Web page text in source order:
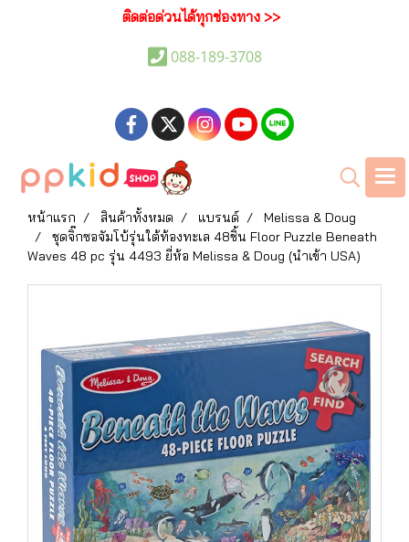
ติดต่อด่วนได้ทุกช่องทาง >>
088-189-3708
หน้าแรก สินค้าทั้งหมด แบรนด์
Melissa & Doug
ชุดจิ๊กซอจัมโบ้รุ่นใต้ท้องทะเล 48ชิ้น Floor Puzzle Beneath
Waves 48 pc รุ่น 4493 ยี่ห้อ Melissa & Doug (นำเข้า USA)